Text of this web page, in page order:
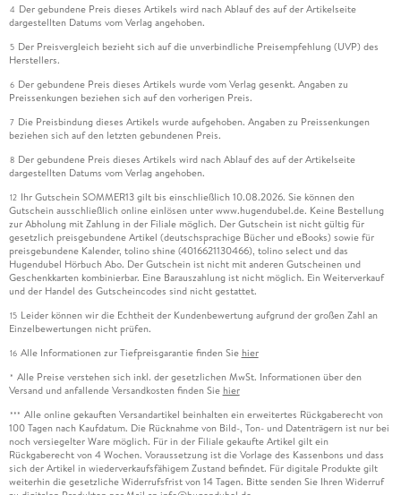
4 Der gebundene Preis dieses Artikels wird nach Ablauf des auf der Artikelseite
dargestellten Datums vom Verlag angehoben.
5 Der Preisvergleich bezieht sich auf die unverbindliche Preisempfehlung (UVP) des
Herstellers.
6 Der gebundene Preis dieses Artikels wurde vom Verlag gesenkt. Angaben zu
Preissenkungen beziehen sich auf den vorherigen Preis.
7 Die Preisbindung dieses Artikels wurde aufgehoben. Angaben zu Preissenkungen
beziehen sich auf den letzten gebundenen Preis.
8 Der gebundene Preis dieses Artikels wird nach Ablauf des auf der Artikelseite
dargestellten Datums vom Verlag angehoben.
12 Ihr Gutschein SOMMER13 gilt bis einschließlich 10.08.2026. Sie können den
Gutschein ausschließlich online einlösen unter www.hugendubel.de. Keine Bestellung
zur Abholung mit Zahlung in der Filiale möglich. Der Gutschein ist nicht gültig für
gesetzlich preisgebundene Artikel (deutschsprachige Bücher und eBooks) sowie für
preisgebundene Kalender, tolino shine (4016621130466), tolino select und das
Hugendubel Hörbuch Abo. Der Gutschein ist nicht mit anderen Gutscheinen und
Geschenkkarten kombinierbar. Eine Barauszahlung ist nicht möglich. Ein Weiterverkauf
und der Handel des Gutscheincodes sind nicht gestattet.
15 Leider können wir die Echtheit der Kundenbewertung aufgrund der großen Zahl an
Einzelbewertungen nicht prüfen.
16 Alle Informationen zur Tiefpreisgarantie finden Sie hier
* Alle Preise verstehen sich inkl. der gesetzlichen MwSt. Informationen über den
Versand und anfallende Versandkosten finden Sie hier
*** Alle online gekauften Versandartikel beinhalten ein erweitertes Rückgaberecht von
100 Tagen nach Kaufdatum. Die Rücknahme von Bild-, Ton- und Datenträgern ist nur bei
noch versiegelter Ware möglich. Für in der Filiale gekaufte Artikel gilt ein
Rückgaberecht von 4 Wochen. Voraussetzung ist die Vorlage des Kassenbons und dass
sich der Artikel in wiederverkaufsfähigem Zustand befindet. Für digitale Produkte gilt
weiterhin die gesetzliche Widerrufsfrist von 14 Tagen. Bitte senden Sie Ihren Widerruf